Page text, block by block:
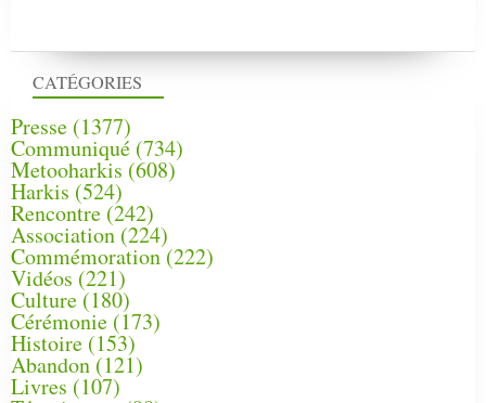
CATÉGORIES
Presse (1377)
Communiqué (734)
Metooharkis (608)
Harkis (524)
Rencontre (242)
Association (224)
Commémoration(222)
Vidéos (221)
Culture(180)
Cérémonie (173)
Histoire (153)
Abandon(121)
Livres (107)